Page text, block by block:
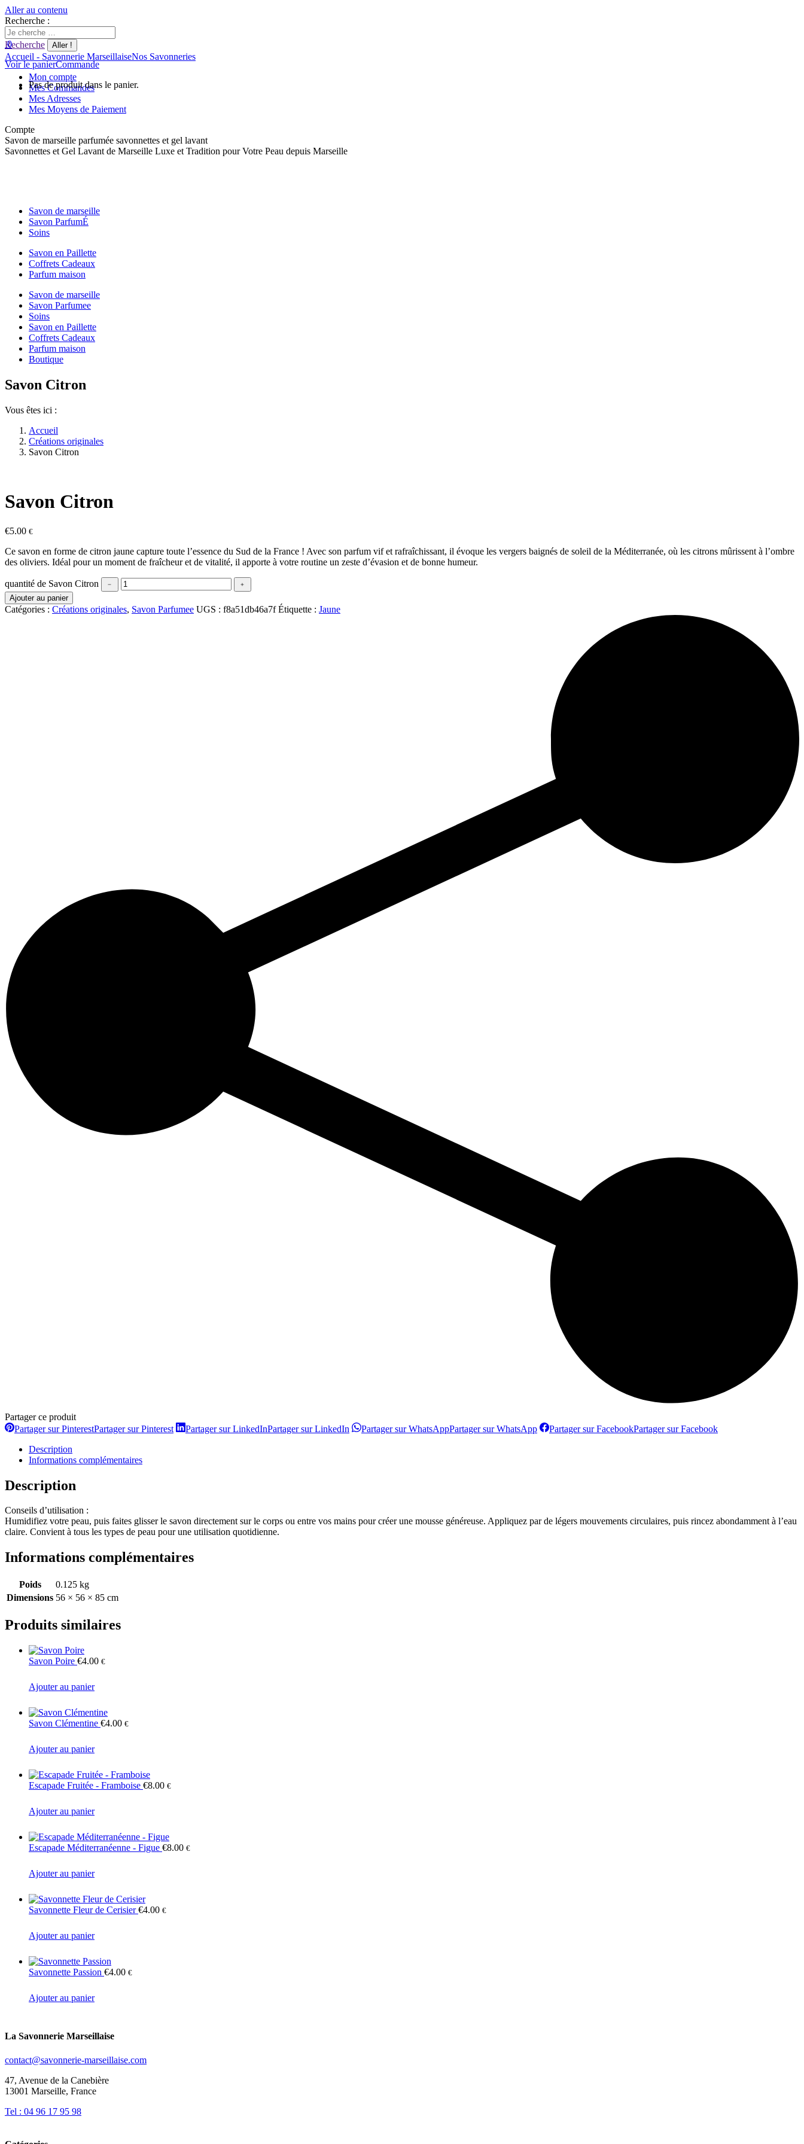
Aller au contenu
Recherche :
Recherche
Accueil - Savonnerie MarseillaiseNos Savonneries
Mon compte
Mes Commandes
Mes Adresses
Mes Moyens de Paiement
Compte
Savon de marseille parfumée savonnettes et gel lavant
Savonnettes et Gel Lavant de Marseille Luxe et Tradition pour Votre Peau depuis Marseille
Savon de marseille
Savon ParfumÉ
Soins
Savon en Paillette
Coffrets Cadeaux
Parfum maison
0
Voir le panierCommande
Pas de produit dans le panier.
Savon de marseille
Savon Parfumee
Soins
Savon en Paillette
Coffrets Cadeaux
Parfum maison
Boutique
Savon Citron
Vous êtes ici :
Accueil
Créations originales
Savon Citron
Savon Citron
€5.00 €
Ce savon en forme de citron jaune capture toute l’essence du Sud de la France ! Avec son parfum vif et rafraîchissant, il évoque les vergers baignés de soleil de la Méditerranée, où les citrons mûrissent à l’ombre
des oliviers. Idéal pour un moment de fraîcheur et de vitalité, il apporte à votre routine un zeste d’évasion et de bonne humeur.
quantité de Savon Citron ﹣
﹢
Ajouter au panier
Catégories : Créations originales, Savon Parfumee UGS : f8a51db46a7f Étiquette : Jaune
Partager ce produit
Partager sur PinterestPartager sur Pinterest Partager sur LinkedInPartager sur LinkedIn Partager sur WhatsAppPartager sur WhatsApp Partager sur FacebookPartager sur Facebook
Description
Informations complémentaires
Description
Conseils d’utilisation :
Humidifiez votre peau, puis faites glisser le savon directement sur le corps ou entre vos mains pour créer une mousse généreuse. Appliquez par de légers mouvements circulaires, puis rincez abondamment à l’eau
claire. Convient à tous les types de peau pour une utilisation quotidienne.
Informations complémentaires
Poids
0.125 kg
Dimensions 56 × 56 × 85 cm
Produits similaires
Savon Poire €4.00 €
Ajouter au panier
Savon Clémentine €4.00 €
Ajouter au panier
Escapade Fruitée - Framboise €8.00 €
Ajouter au panier
Escapade Méditerranéenne - Figue €8.00 €
Ajouter au panier
Savonnette Fleur de Cerisier€4.00 €
Ajouter au panier
Savonnette Passion €4.00 €
Ajouter au panier
La Savonnerie Marseillaise
contact@savonnerie-marseillaise.com
47, Avenue de la Canebière
13001 Marseille, France
Tel : 04 96 17 95 98